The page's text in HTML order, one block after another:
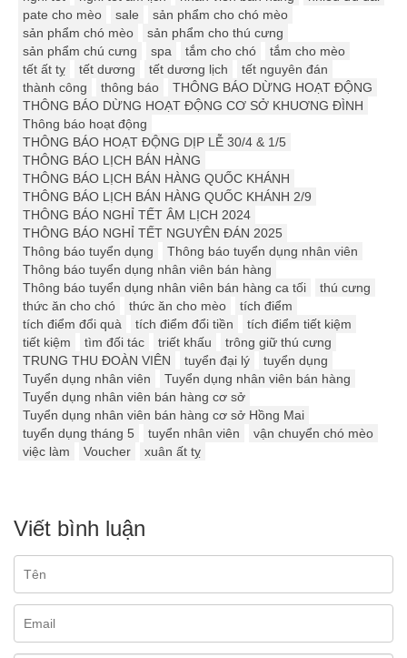
pate cho mèo
sale
sản phẩm cho chó mèo
sản phẩm chó mèo
sản phẩm cho thú cưng
sản phẩm chú cưng
spa tắm cho chó
tắm cho mèo
tết ất tỵ
tết dương tết dương lịch
tết nguyên đán
thành công
thông báo
THÔNG BÁO DỪNG HOẠT ĐỘNG
THÔNG BÁO DỪNG HOẠT ĐỘNG CƠ SỞ KHUƠNG ĐÌNH
Thông báo hoạt động
THÔNG BÁO HOẠT ĐỘNG DỊP LỄ 30/4 & 1/5
THÔNG BÁO LỊCH BÁN HÀNG
THÔNG BÁO LỊCH BÁN HÀNG QUỐC KHÁNH
THÔNG BÁO LỊCH BÁN HÀNG QUỐC KHÁNH 2/9
THÔNG BÁO NGHỈ TẾT ÂM LỊCH 2024
THÔNG BÁO NGHỈ TẾT NGUYÊN ĐÁN 2025
Thông báo tuyển dụng
Thông báo tuyển dụng nhân viên
Thông báo tuyển dụng nhân viên bán hàng
Thông báo tuyển dụng nhân viên bán hàng ca tối
thú cưng
thức ăn cho chó
thức ăn cho mèo
tích điểm
tích điểm đổi quà
tích điểm đổi tiền
tích điểm tiết kiệm
tiết kiệm
tìm đối tác triết khấu
trông giữ thú cưng
TRUNG THU ĐOÀN VIÊN
tuyển đại lý
tuyển dụng
Tuyển dụng nhân viên
Tuyển dụng nhân viên bán hàng
Tuyển dụng nhân viên bán hàng cơ sở
Tuyển dụng nhân viên bán hàng cơ sở Hồng Mai
tuyển dụng tháng 5
tuyển nhân viên
vận chuyển chó mèo
việc làm
Voucher xuân ất tỵ
Viết bình luận